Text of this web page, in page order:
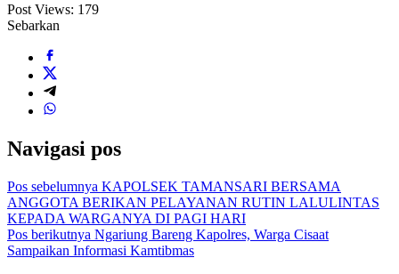
Post Views: 179
Sebarkan
Navigasi pos
Pos sebelumnya KAPOLSEK TAMANSARI BERSAMA
ANGGOTA BERIKAN PELAYANAN RUTIN LALULINTAS
KEPADA WARGANYA DI PAGI HARI
Pos berikutnya Ngariung Bareng Kapolres, Warga Cisaat
Sampaikan Informasi Kamtibmas